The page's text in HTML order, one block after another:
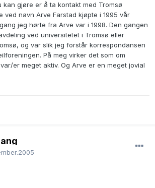
gjøre er å ta kontakt med Tromsø
ved navn Arve Farstad kjøpte i 1995 vår
jeg hørte fra Arve var i 1998. Den gangen
ved universitetet i Tromsø eller
og var slik jeg forstår korrespondansen
På meg virker det som om
er meget aktiv. Og Arve er en meget jovial